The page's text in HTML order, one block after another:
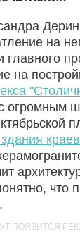
на
на
огромным
что